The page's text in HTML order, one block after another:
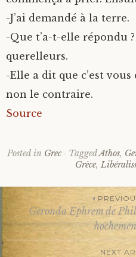
-J’ai demandé à la terre.
-Que t’a-t-elle répondu
querelleurs.
-Elle a dit que c’est
non le contraire.
Source
Posted in Grec TaggedAthos,
Grèce,
Post
Geronda Ephrem de
NEXT